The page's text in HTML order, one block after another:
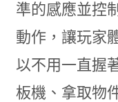
準的感應並控
動作，讓玩家
以不用一直握
板機、拿取物